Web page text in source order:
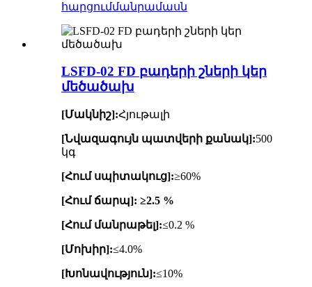
հարցումմանրամասն
LSFD-02 FD բադերի շների կեր
մեծածախ
[Մակնիշ]:Հյութալի
[Նվազագույն պատվերի քանակ]:500
կգ
[Հում սպիտակուց]:≥60%
[Հում ճարպ]: ≥2.5 %
[Հում մանրաթել]:≤0.2 %
[Մոխիր]:≤4.0%
[Խոնավություն]:≤10%